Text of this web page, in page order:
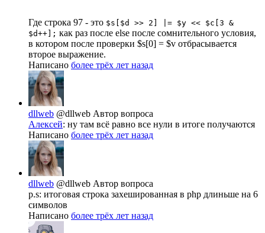
Где строка 97 - это $s[$d >> 2] |= $y << $c[3 &
$d++]; как раз после else после сомнительного условия,
в котором после проверки $s[0] = $v отбрасывается
второе выражение.
Написано более трёх лет назад
dllweb @dllweb Автор вопроса
Алексей: ну там всё равно все нули в итоге получаются
Написано более трёх лет назад
dllweb @dllweb Автор вопроса
p.s: итоговая строка захешированная в php длиньше на 6
символов
Написано более трёх лет назад